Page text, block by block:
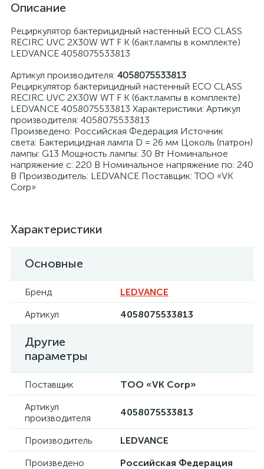
Описание
Рециркулятор бактерицидный настенный ECO CLASS
RECIRC UVC 2X30W WT F K (бакт.лампы в комплекте)
LEDVANCE 4058075533813
Артикул производителя: 4058075533813
Рециркулятор бактерицидный настенный ECO CLASS
RECIRC UVC 2X30W WT F K (бакт.лампы в комплекте)
LEDVANCE 4058075533813 Характеристики: Артикул
производителя: 4058075533813
Произведено: Российская Федерация Источник
света: Бактерицидная лампа D = 26 мм Цоколь (патрон)
лампы: G13 Мощность лампы: 30 Вт Номинальное
напряжение с: 220 В Номинальное напряжение по: 240
В Производитель: LEDVANCE Поставщик: ТОО «VK
Corp»
Характеристики
Основные
Бренд
LEDVANCE
Артикул
4058075533813
Другие
параметры
Поставщик
ТОО «VK Corp»
Артикул
производителя
4058075533813
Производитель
LEDVANCE
Произведено
Российская Федерация